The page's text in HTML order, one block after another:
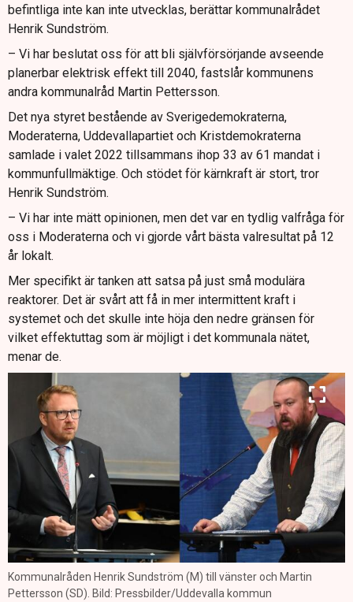
befintliga inte kan inte utvecklas, berättar kommunalrådet
Henrik Sundström.
– Vi har beslutat oss för att bli självförsörjande avseende
planerbar elektrisk effekt till 2040, fastslår kommunens
andra kommunalråd Martin Pettersson.
Det nya styret bestående av Sverigedemokraterna,
Moderaterna, Uddevallapartiet och Kristdemokraterna
samlade i valet 2022 tillsammans ihop 33 av 61 mandat i
kommunfullmäktige. Och stödet för kärnkraft är stort, tror
Henrik Sundström.
– Vi har inte mätt opinionen, men det var en tydlig valfråga för
oss i Moderaterna och vi gjorde vårt bästa valresultat på 12
år lokalt.
Mer specifikt är tanken att satsa på just små modulära
reaktorer. Det är svårt att få in mer intermittent kraft i
systemet och det skulle inte höja den nedre gränsen för
vilket effektuttag som är möjligt i det kommunala nätet,
menar de.
Kommunalråden Henrik Sundström (M) till vänster och Martin
Pettersson (SD). Bild: Pressbilder/Uddevalla kommun